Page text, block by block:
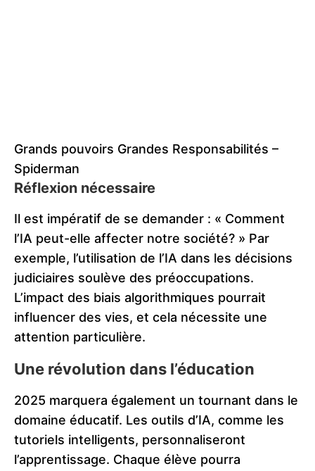
Grands pouvoirs Grandes Responsabilités –
Spiderman
Réflexion nécessaire
Il est impératif de se demander : « Comment
l’IA peut-elle affecter notre société? » Par
exemple, l’utilisation de l’IA dans les décisions
judiciaires soulève des préoccupations.
L’impact des biais algorithmiques pourrait
influencer des vies, et cela nécessite une
attention particulière.
Une révolution dans l’éducation
2025 marquera également un tournant dans le
domaine éducatif. Les outils d’IA, comme les
tutoriels intelligents, personnaliseront
l’apprentissage. Chaque élève pourra